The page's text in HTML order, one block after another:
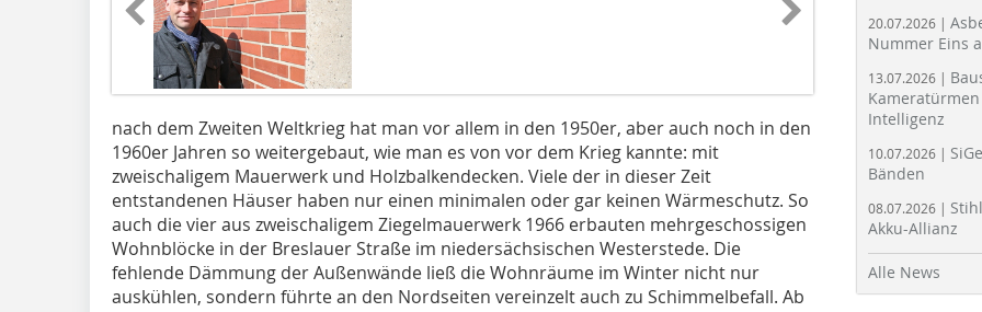
nach dem Zweiten Weltkrieg hat man vor allem in den 1950er, aber auch noch in den
1960er Jahren so weitergebaut, wie man es von vor dem Krieg kannte: mit
zweischaligem Mauerwerk und Holzbalkendecken. Viele der in dieser Zeit
entstandenen Häuser haben nur einen minimalen oder gar keinen Wärmeschutz. So
auch die vier aus zweischaligem Ziegelmauerwerk 1966 erbauten mehrgeschossigen
Wohnblöcke in der Breslauer Straße im niedersächsischen Westerstede. Die
fehlende Dämmung der Außenwände ließ die Wohnräume im Winter nicht nur
auskühlen, sondern führte an den Nordseiten vereinzelt auch zu Schimmelbefall. Ab
20.07.2026 |
Nummer Eins
13.07.2026 |
Intelligenz
10.07.2026 |
Bänden
08.07.2026 |
Akku-Allianz
Alle News